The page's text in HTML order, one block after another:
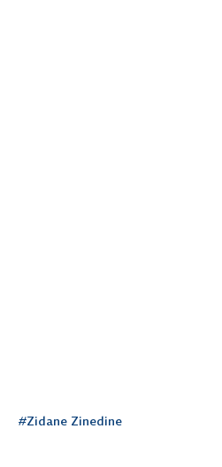
#Zidane Zinedine